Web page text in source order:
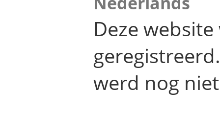
Deze
werd nog